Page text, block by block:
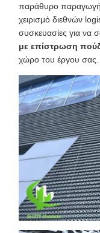
παράθυρο
χειρισμό διεθνών
συσκευασίες για να
με επίστρωση
χώρο του έργου σας.